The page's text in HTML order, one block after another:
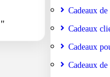
Cadeaux
Cadeaux
Cadeaux
Cadeaux